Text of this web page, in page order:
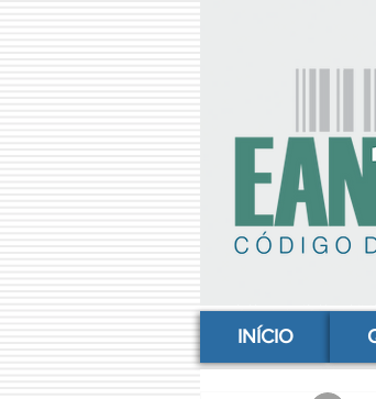
comprar codigo de barras, comprar código de barras, adquirir
INÍCIO